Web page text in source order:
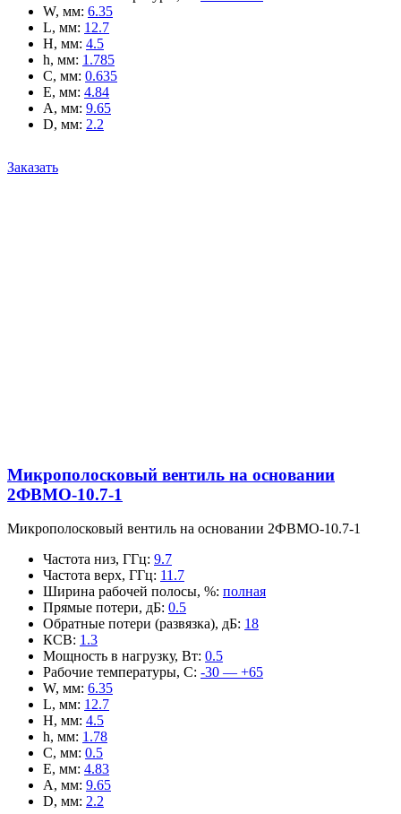
W, мм: 6.35
L, мм: 12.7
H, мм: 4.5
h, мм: 1.785
C, мм: 0.635
E, мм: 4.84
A, мм: 9.65
D, мм: 2.2
Заказать
Микрополосковый вентиль на основании
2ФВМO-10.7-1
Микрополосковый вентиль на основании 2ФВМO-10.7-1
Частота низ, ГГц: 9.7
Частота верх, ГГц: 11.7
Ширина рабочей полосы, %: полная
Прямые потери, дБ: 0.5
Обратные потери (развязка), дБ: 18
КСВ: 1.3
Мощность в нагрузку, Вт: 0.5
Рабочие температуры, С: -30 — +65
W, мм: 6.35
L, мм: 12.7
H, мм: 4.5
h, мм: 1.78
C, мм: 0.5
E, мм: 4.83
A, мм: 9.65
D, мм: 2.2